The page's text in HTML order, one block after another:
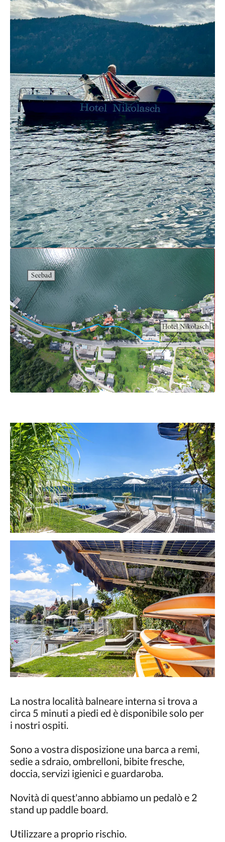
La nostra località balneare interna si trova a
circa 5 minuti a piedi ed è disponibile solo per
i nostri ospiti.
Sono a vostra disposizione una barca a remi,
sedie a sdraio, ombrelloni, bibite fresche,
doccia, servizi igienici e guardaroba.
Novità di quest'anno abbiamo un pedalò e 2
stand up paddle board.
Utilizzare a proprio rischio.